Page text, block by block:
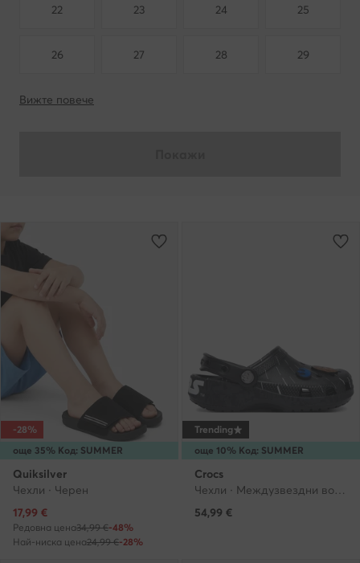
22 23 24 25
26 27 28 29
Вижте повече
още 35% Код: SUMMER
-28%
Quiksilver
Чехли · Черен
Актуална цена
17,99 €
Редовна цена34,99 €-48%
Най-ниска цена24,99 €-28%
още 10% Код: SUMMER
Trending
Crocs
Чехли · Междузвездни войни · Черен
54,99 €